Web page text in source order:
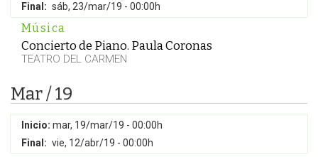
Final: sáb, 23/mar/19 - 00:00h
Música
Concierto de Piano. Paula Coronas
TEATRO DEL CARMEN
Mar / 19
Inicio: mar, 19/mar/19 - 00:00h
Final: vie, 12/abr/19 - 00:00h